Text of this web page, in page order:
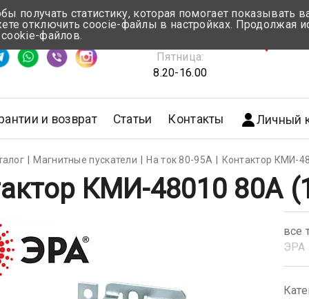
ответа ≈ 5 мин
Понедельник-Четверг:
Пятница:
8.20-16.00
и возврат Статьи Контакты Личный
Магнитные пускатели На ток 80-95А Контактор КМИ-
КМИ-48010 80А
все
ЭРА
получать статистику, которая помогает показывать
отключить coocie-файлы в настройках. Продолжая
файлов.